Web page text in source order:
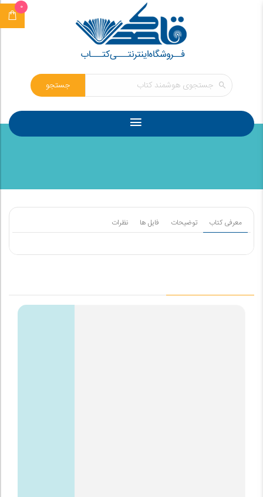
0
جستجو
معرفی کتاب توضیحات فایل ها نظرات